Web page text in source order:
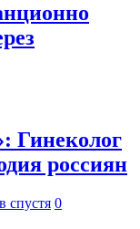
Гинеколог
россиян
спустя 0